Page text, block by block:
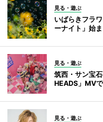
見る・遊ぶ
いばらきフラ
ーナイト」始
見る・遊ぶ
筑西・サン宝
HEADS」MV
見る・遊ぶ